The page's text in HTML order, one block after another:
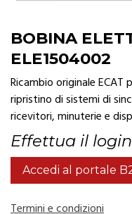
BOBINA
ELE1504002
Ricambio originale
ripristino di sistemi di
ricevitori, minuterie e
Effettua il
Accedi al portale
Termini e condizioni